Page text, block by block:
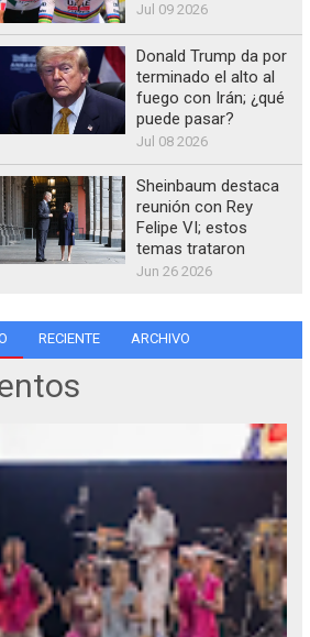
Jul 09 2026
Donald Trump da por
terminado el alto al
fuego con Irán; ¿qué
puede pasar?
Jul 08 2026
Sheinbaum destaca
reunión con Rey
Felipe VI; estos
temas trataron
Jun 26 2026
RECIENTE ARCHIVO